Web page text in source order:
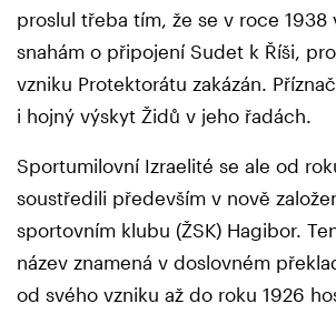
proslul třeba tím, že se v roce 1938
snahám o připojení Sudet k Říši,
vzniku Protektorátu zakázán.
i hojný výskyt Židů v jeho řadách.
Sportumilovní Izraelité se ale od
soustředili především v nově
sportovním klubu (ŽSK) Hagibor.
název znamená v doslovném
od svého vzniku až do roku 1926